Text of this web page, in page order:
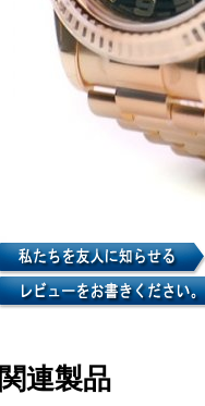
関連製品